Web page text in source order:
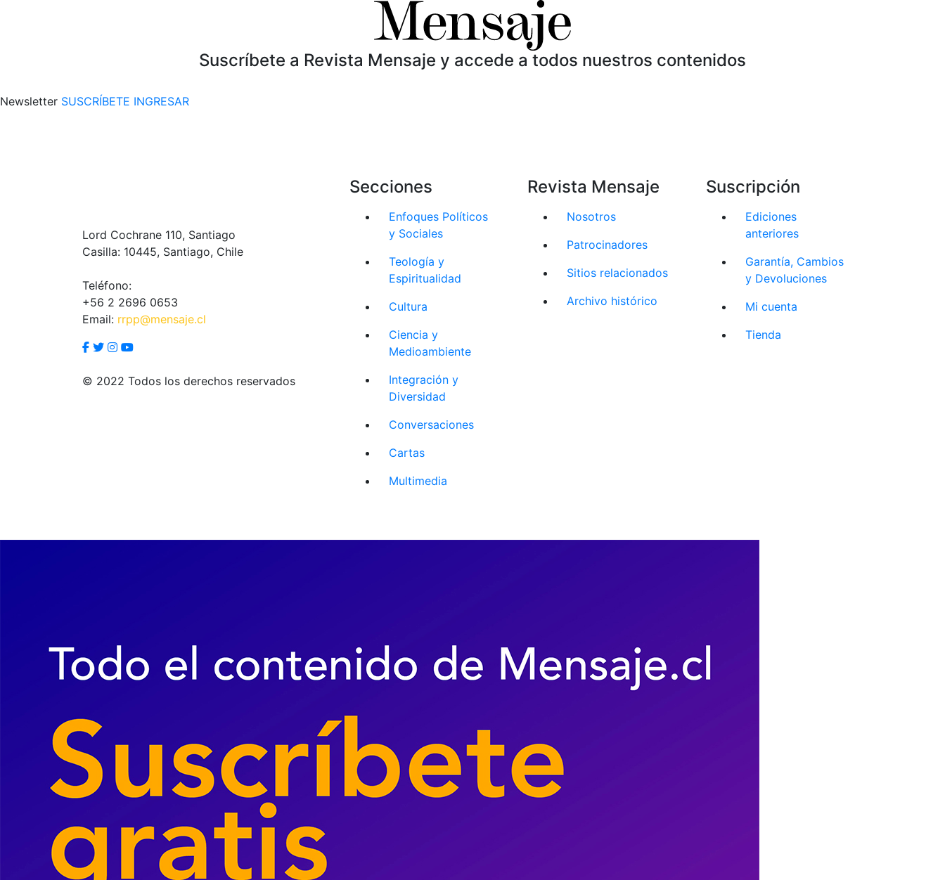
Suscríbete a Revista Mensaje y accede a todos nuestros contenidos
Newsletter SUSCRÍBETE INGRESAR
Lord Cochrane 110, Santiago
Casilla: 10445, Santiago, Chile
Teléfono:
+56 2 2696 0653
Email: rrpp@mensaje.cl
© 2022 Todos los derechos reservados
Secciones
Enfoques Políticos
y Sociales
Teología y
Espiritualidad
Cultura
Ciencia y
Medioambiente
Integración y
Diversidad
Conversaciones
Cartas
Multimedia
Revista Mensaje
Nosotros
Patrocinadores
Sitios relacionados
Archivo histórico
Suscripción
Ediciones
anteriores
Garantía, Cambios
y Devoluciones
Mi cuenta
Tienda